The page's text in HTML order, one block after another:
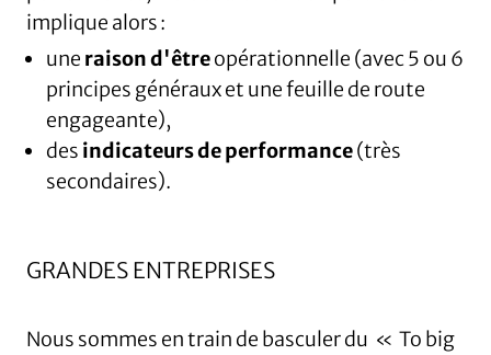
implique alors :
une raison d'êtreopérationnelle (avec 5 ou 6
principes généraux et une feuille de route
engageante),
des indicateurs de performance(très
secondaires).
GRANDES ENTREPRISES
Nous sommes en train de basculer du « To big